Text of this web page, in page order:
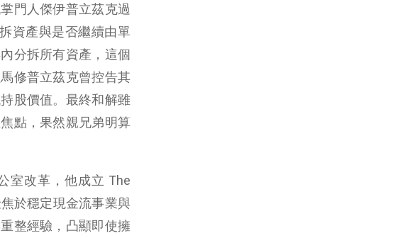
門人傑伊普立茲克過
資產與是否繼續由單
分拆所有資產，這個
修普立茲克曾控告其
股價值。最終和解雖
點，果然親兄弟明算
室改革，他成立 The
於穩定現金流事業與
整經驗，凸顯即使擁